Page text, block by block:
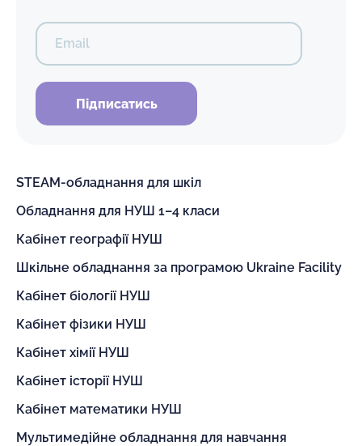
Email
Підписатись
STEAM-обладнання для шкіл
Обладнання для НУШ 1–4 класи
Кабінет географії НУШ
Шкільне обладнання за програмою Ukraine Facility
Кабінет біології НУШ
Кабінет фізики НУШ
Кабінет хімії НУШ
Кабінет історії НУШ
Кабінет математики НУШ
Мультимедійне обладнання для навчання